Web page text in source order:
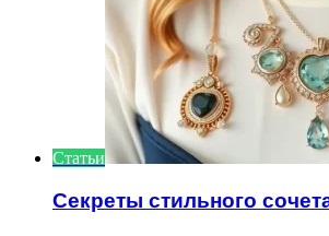
Статьи
Секреты стильного